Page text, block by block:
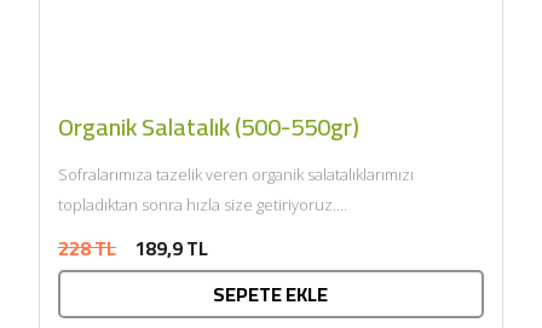
Organik Salatalık (500-550gr)
Sofralarımıza tazelik veren organik salatalıklarımızı
topladıktan sonra hızla size getiriyoruz....
228 TL 189,9 TL
SEPETE EKLE